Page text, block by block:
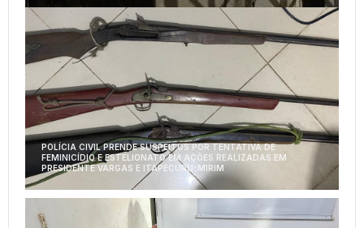
POLÍCIA CIVIL PRENDE SUSPEITOS POR TENTATIVA DE
FEMINICÍDIO E ESTELIONATO EM AÇÕES REALIZADAS EM
PRESIDENTE VARGAS E ITAPECURU-MIRIM